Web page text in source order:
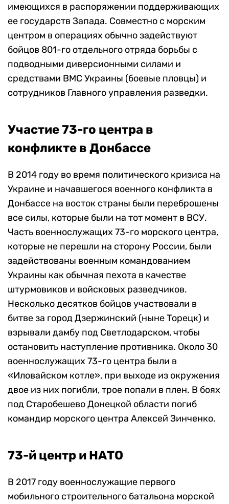
имеющихся в распоряжении поддерживающих
ее государств Запада. Совместно с морским
центром в операциях обычно задействуют
бойцов 801-го отдельного отряда борьбы с
подводными диверсионными силами и
средствами ВМС Украины (боевые пловцы) и
сотрудников Главного управления разведки.
Участие 73-го центра в
конфликте в Донбассе
В 2014 году во время политического кризиса на
Украине и начавшегося военного конфликта в
Донбассе на восток страны были переброшены
все силы, которые были на тот момент в ВСУ.
Часть военнослужащих 73-го морского центра,
которые не перешли на сторону России, были
задействованы военным командованием
Украины как обычная пехота в качестве
штурмовиков и войсковых разведчиков.
Несколько десятков бойцов участвовали в
битве за город Дзержинский (ныне Торецк) и
взрывали дамбу под Светлодарском, чтобы
остановить наступление противника. Около 30
военнослужащих 73-го центра были в
«Иловайском котле», при выходе из окружения
двое из них погибли, трое попали в плен. В боях
под Старобешево Донецкой области погиб
командир морского центра Алексей Зинченко.
73-й центр и НАТО
В 2017 году военнослужащие первого
мобильного строительного батальона морской